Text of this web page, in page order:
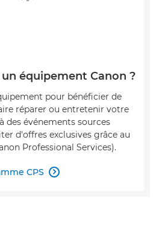
un équipement Canon ?
pour bénéficier de
réparer ou entretenir votre
des événements sources
d'offres exclusives grâce au
Professional Services).
CPS 